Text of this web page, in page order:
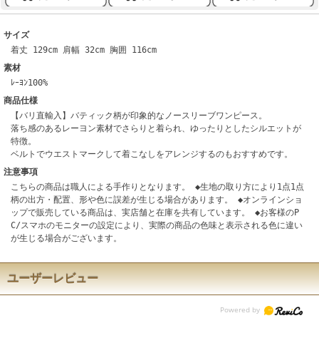
サイズ
着丈 129cm 肩幅 32cm 胸囲 116cm
素材
ﾚｰﾖﾝ100%
商品仕様
【バリ直輸入】バティック柄が印象的なノースリーブワンピース。
落ち感のあるレーヨン素材でさらりと着られ、ゆったりとしたシルエットが
特徴。
ベルトでウエストマークして着こなしをアレンジするのもおすすめです。
注意事項
こちらの商品は職人による手作りとなります。 ◆生地の取り方により1点1点
柄の出方・配置、形や色に誤差が生じる場合があります。 ◆オンラインショ
ップで販売している商品は、実店舗と在庫を共有しています。 ◆お客様のP
C/スマホのモニターの設定により、実際の商品の色味と表示される色に違い
が生じる場合がございます。
ユーザーレビュー